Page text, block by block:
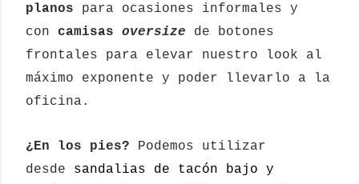
planos para ocasiones informales y
con camisas oversize de botones
frontales para elevar nuestro look al
máximo exponente y poder llevarlo a la
oficina.
¿En los pies? Podemos utilizar
desde sandalias de tacón bajo y